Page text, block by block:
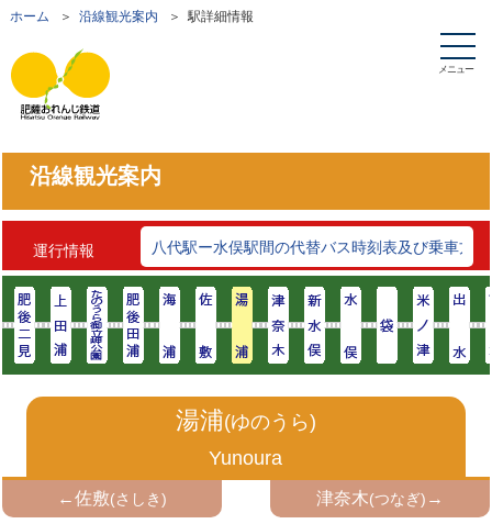
ホーム ＞ 沿線観光案内 ＞ 駅詳細情報
メニュー
沿線観光案内
運行情報 臨時ダイヤ及びのりば変更のお知らせ (2026/8/6)
八代駅ー水俣駅間の代替バス時刻表及び乗車方
湯浦(ゆのうら)
Yunoura
←佐敷(さしき) 津奈木(つなぎ) →